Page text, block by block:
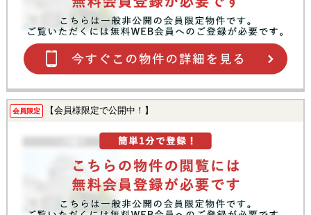
会員限定 【会員様限定で公開中！】